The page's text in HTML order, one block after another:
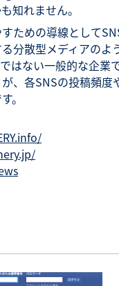
知れません。
ための導線として
分散型メディアのよ
はない一般的な企業
、各SNSの投稿頻度
。